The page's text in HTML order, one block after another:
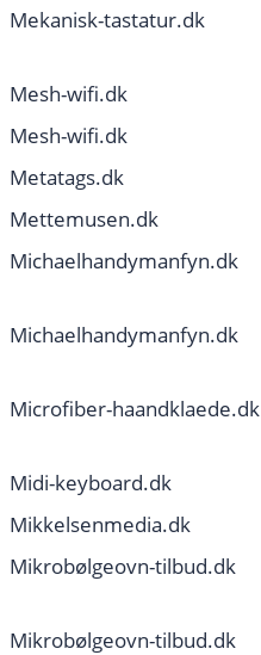
Mekanisk-tastatur.dk
Mesh-wifi.dk
Mesh-wifi.dk
Metatags.dk
Mettemusen.dk
Michaelhandymanfyn.dk
Michaelhandymanfyn.dk
Microfiber-haandklaede.dk
Midi-keyboard.dk
Mikkelsenmedia.dk
Mikrobølgeovn-tilbud.dk
Mikrobølgeovn-tilbud.dk